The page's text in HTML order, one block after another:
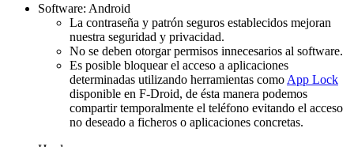
Software: Android
La contraseña y patrón seguros establecidos mejoran
nuestra seguridad y privacidad.
No se deben otorgar permisos innecesarios al software.
Es posible bloquear el acceso a aplicaciones
determinadas utilizando herramientas como App Lock
disponible en F-Droid, de ésta manera podemos
compartir temporalmente el teléfono evitando el acceso
no deseado a ficheros o aplicaciones concretas.